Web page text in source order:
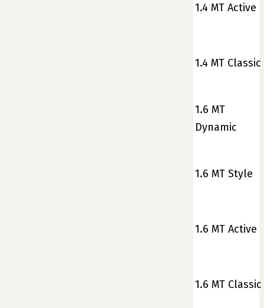
1.4 MT Active
1.4 MT Classic
1.6 MT
Dynamic
1.6 MT Style
1.6 MT Active
1.6 MT Classic